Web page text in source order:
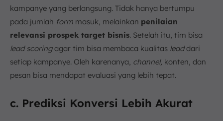
kampanye yang berlangsung. Tidak hanya bertumpu
pada jumlah form masuk, melainkan penilaian
relevansi prospek target bisnis. Setelah itu, tim bisa
lead scoringagar tim bisa membaca kualitas leaddari
setiap kampanye. Oleh karenanya, channel, konten, dan
pesan bisa mendapat evaluasi yang lebih tepat.
c. Prediksi Konversi Lebih Akurat